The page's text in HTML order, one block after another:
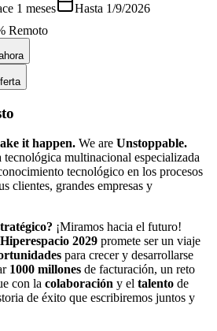
1 meses Hasta 1/9/2026
Remoto
it happen. We are Unstoppable.
multinacional especializada
tecnológico en los procesos
clientes, grandes empresas y
¡Miramos hacia el futuro!
2029 promete ser un viaje
para crecer y desarrollarse
1000 millones de facturación, un reto
con la colaboración y el talento de
de éxito que escribiremos juntos y